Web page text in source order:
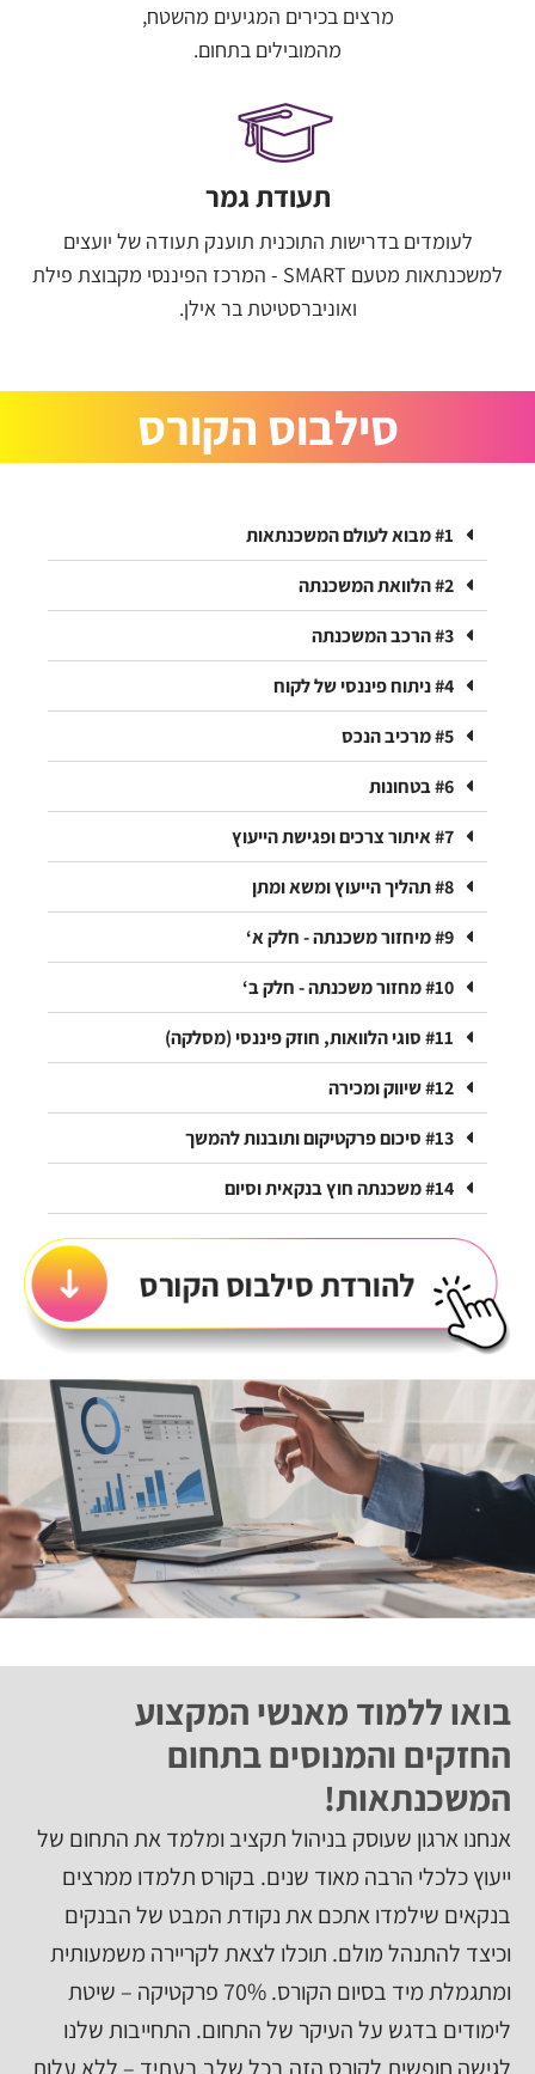
מרצים בכירים המגיעים מהשטח,
מהמובילים בתחום.
תעודת גמר
לעומדים בדרישות התוכנית תוענק תעודה של יועצים
למשכנתאות מטעם SMART - המרכז הפיננסי מקבוצת פילת
ואוניברסטיטת בר אילן.
סילבוס הקורס
#1 מבוא לעולם המשכנתאות
#2 הלוואת המשכנתה
#3 הרכב המשכנתה
#4 ניתוח פיננסי של לקוח
#5 מרכיב הנכס
#6 בטחונות
#7 איתור צרכים ופגישת הייעוץ
#8 תהליך הייעוץ ומשא ומתן
#9 מיחזור משכנתה - חלק א‘
#10 מחזור משכנתה - חלק ב‘
#11 סוגי הלוואות, חוזק פיננסי (מסלקה)
#12 שיווק ומכירה
#13 סיכום פרקטיקום ותובנות להמשך
#14 משכנתה חוץ בנקאית וסיום
בואו ללמוד מאנשי המקצוע
החזקים והמנוסים בתחום
המשכנתאות!
אנחנו ארגון שעוסק בניהול תקציב ומלמד את התחום של
ייעוץ כלכלי הרבה מאוד שנים. בקורס תלמדו ממרצים
בנקאים שילמדו אתכם את נקודת המבט של הבנקים
וכיצד להתנהל מולם. תוכלו לצאת לקריירה משמעותית
ומתגמלת מיד בסיום הקורס. 70% פרקטיקה – שיטת
לימודים בדגש על העיקר של התחום. התחייבות שלנו
לגישה חופשית לקורס הזה בכל שלב בעתיד – ללא עלות